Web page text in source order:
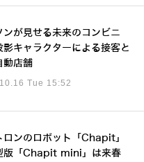
ンが見せる未来のコンビニ
キャラクターによる接客と
動店舗
Tue 15:52
ロンのロボット「Chapit」
版「Chapit mini」は来春